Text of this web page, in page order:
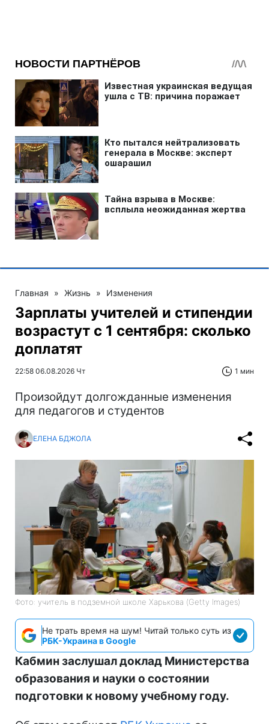
Главная » Жизнь » Изменения
Зарплаты учителей и стипендии
возрастут с 1 сентября: сколько
доплатят
22:58 06.08.2026 Чт 1 мин
Произойдут долгожданные изменения
для педагогов и студентов
ЕЛЕНА БДЖОЛА
Фото: учитель в подземной школе Харькова (Getty Images)
Не трать время на шум! Читай только суть из
РБК-Украина в Google
Кабмин заслушал доклад Министерства
образования и науки о состоянии
подготовки к новому учебному году.